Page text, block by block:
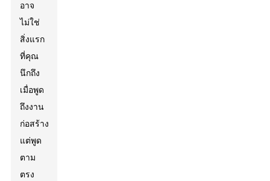
อาจ
ไม่ใช่
สิ่งแรก
ที่คุณ
นึกถึง
เมื่อพูด
ถึงงาน
ก่อสร้าง
แต่พูด
ตาม
ตรง